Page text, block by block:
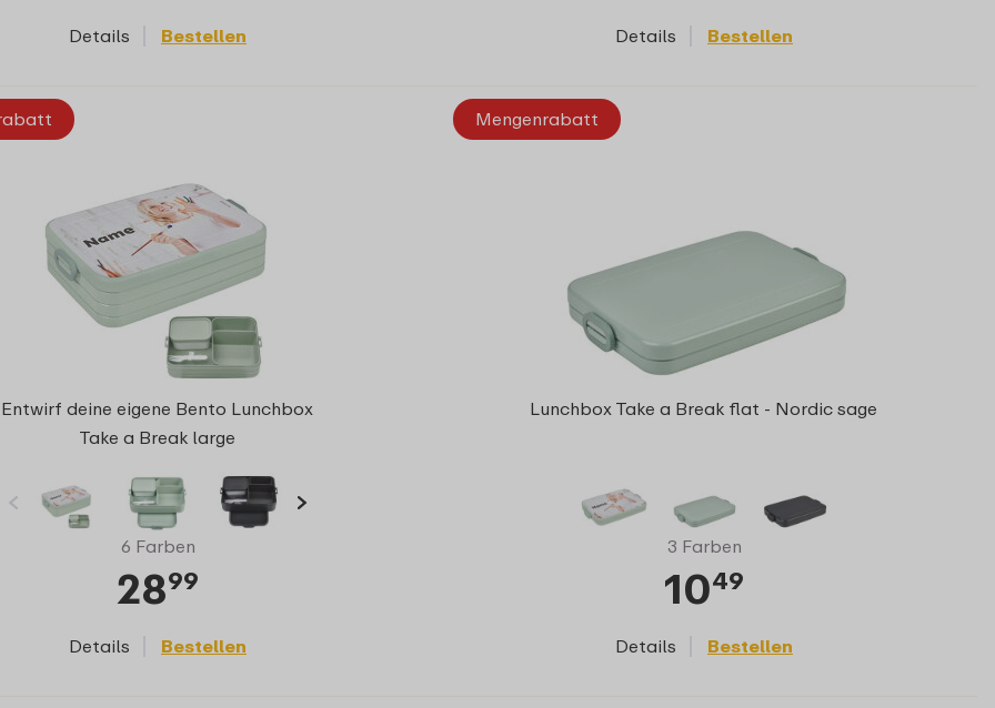
Details Bestellen Details Bestellen
Entwirf deine eigene Bento Lunchbox
Take a Break large
6 Farben
2899
Details Bestellen
Mengenrabatt
Lunchbox Take a Break flat - Nordic sage
3 Farben
1049
Details Bestellen